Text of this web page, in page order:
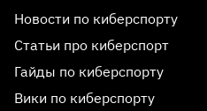
Новости по киберспорту
Статьи про киберспорт
Гайды по киберспорту
Вики по киберспорту